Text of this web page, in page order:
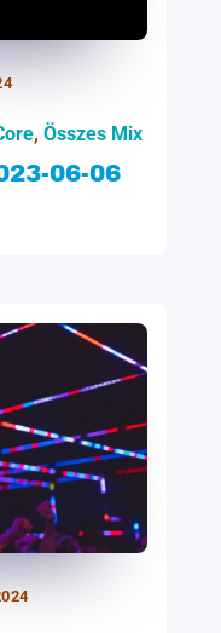
,Összes Mix
06-06